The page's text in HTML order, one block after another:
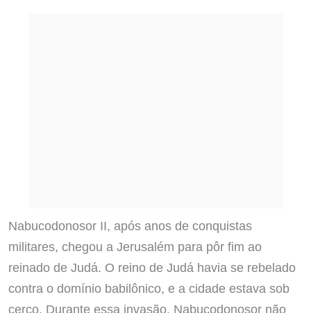
Nabucodonosor II, após anos de conquistas
militares, chegou a Jerusalém para pôr fim ao
reinado de Judá. O reino de Judá havia se rebelado
contra o domínio babilônico, e a cidade estava sob
cerco. Durante essa invasão, Nabucodonosor não